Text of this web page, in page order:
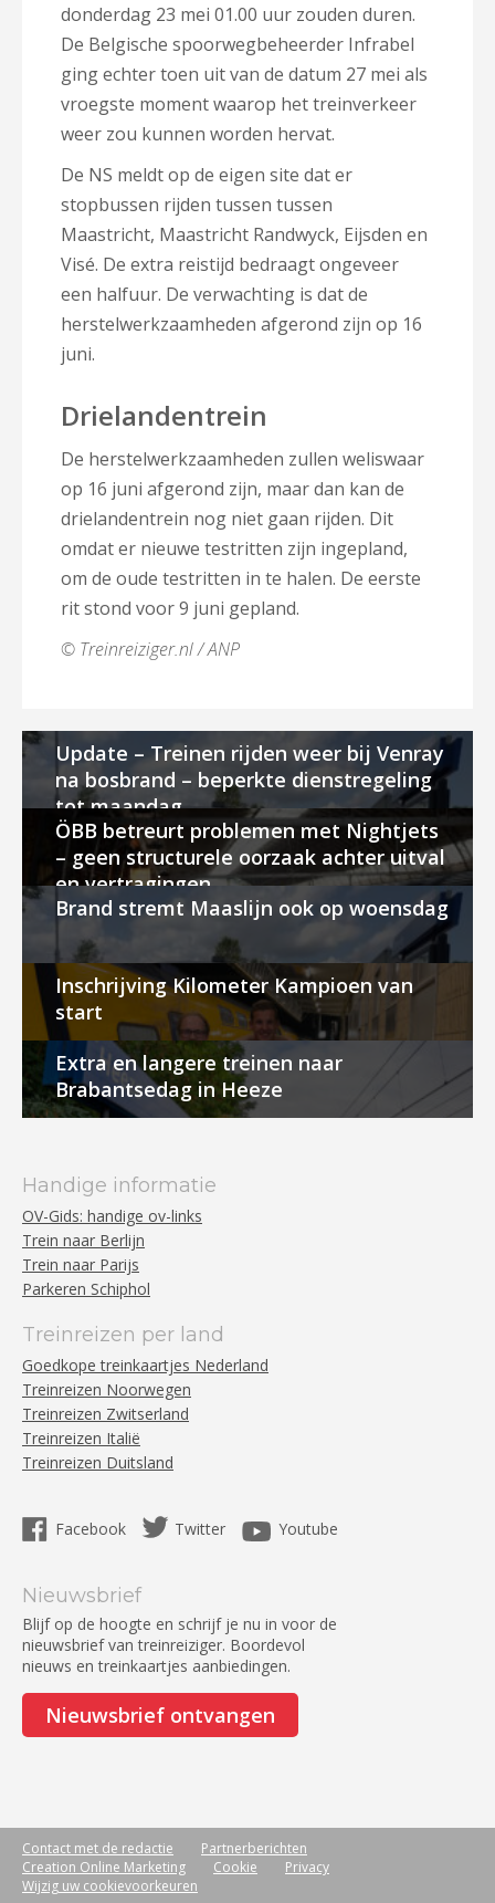
donderdag 23 mei 01.00 uur zouden duren.
De Belgische spoorwegbeheerder Infrabel
ging echter toen uit van de datum 27 mei als
vroegste moment waarop het treinverkeer
weer zou kunnen worden hervat.
De NS meldt op de eigen site dat er
stopbussen rijden tussen tussen
Maastricht, Maastricht Randwyck, Eijsden en
Visé. De extra reistijd bedraagt ongeveer
een halfuur. De verwachting is dat de
herstelwerkzaamheden afgerond zijn op 16
juni.
Drielandentrein
De herstelwerkzaamheden zullen weliswaar
op 16 juni afgerond zijn, maar dan kan de
drielandentrein nog niet gaan rijden. Dit
omdat er nieuwe testritten zijn ingepland,
om de oude testritten in te halen. De eerste
rit stond voor 9 juni gepland.
© Treinreiziger.nl / ANP
Update – Treinen rijden weer bij Venray
na bosbrand – beperkte dienstregeling
tot maandag
ÖBB betreurt problemen met Nightjets
– geen structurele oorzaak achter uitval
en vertragingen
Brand stremt Maaslijn ook op woensdag
Inschrijving Kilometer Kampioen van
start
Extra en langere treinen naar
Brabantsedag in Heeze
Handige informatie
OV-Gids: handige ov-links
Trein naar Berlijn
Trein naar Parijs
Parkeren Schiphol
Treinreizen per land
Goedkope treinkaartjes Nederland
Treinreizen Noorwegen
Treinreizen Zwitserland
Treinreizen Italië
Treinreizen Duitsland
Facebook Twitter Youtube
Nieuwsbrief
Blijf op de hoogte en schrijf je nu in voor de
nieuwsbrief van treinreiziger. Boordevol
nieuws en treinkaartjes aanbiedingen.
Nieuwsbrief ontvangen
Contact met de redactie
Partnerberichten
Creation Online Marketing
Cookie
Privacy
Wijzig uw cookievoorkeuren